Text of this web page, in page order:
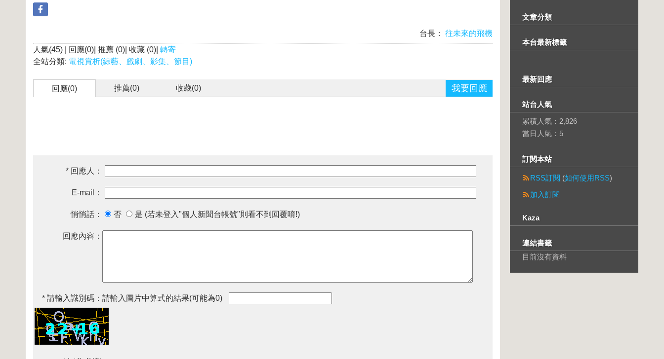
台長：
往未來的飛機
人氣(45) | 回應(0)| 推薦 (0)| 收藏 (0)| 轉寄
全站分類: 電視賞析(綜藝、戲劇、影集、節目)
回應(0) 推薦(0) 收藏(0) 我要回應
* 回應人：
E-mail：
悄悄話： 否 是 (若未登入"個人新聞台帳號"則看不到回覆唷!)
回應內容：
* 請輸入識別碼： 請輸入圖片中算式的結果(可能為0)
文章分類
本台最新標籤
最新回應
站台人氣
累積人氣： 2,826
當日人氣： 5
訂閱本站
RSS訂閱 (如何使用RSS)
加入訂閱
Kaza
連結書籤
目前沒有資料